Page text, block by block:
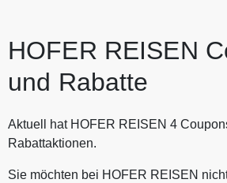
https://
innerhalb von
Weitere
unabhängig
mitreisender
Kombination mit
Zur Auszahlung
innerhalb der
HOFER REISEN
und Rabatte
Aktuell hat HOFER REISEN 4
Rabattaktionen.
Sie möchten bei HOFER REISEN